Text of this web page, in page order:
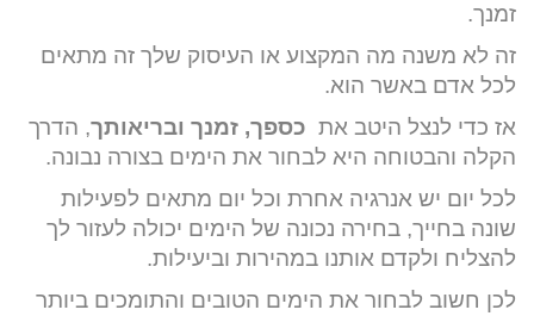
זמנך.
זה לא משנה מה המקצוע או העיסוק שלך זה מתאים
לכל אדם באשר הוא.
אז כדי לנצל היטב את כספך, זמנך ובריאותך, הדרך
הקלה והבטוחה היא לבחור את הימים בצורה נבונה.
לכל יום יש אנרגיה אחרת וכל יום מתאים לפעילות
שונה בחייך, בחירה נכונה של הימים יכולה לעזור לך
להצליח ולקדם אותנו במהירות וביעילות.
לכן חשוב לבחור את הימים הטובים והתומכים ביותר